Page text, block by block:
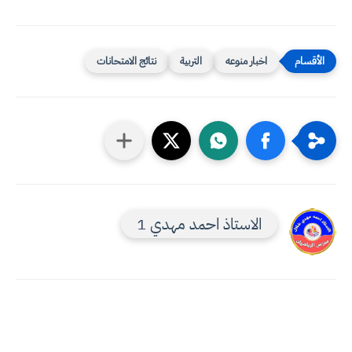
اخبار منوعه التربية نتائج الامتحانات
الاستاذ احمد مهدي 1